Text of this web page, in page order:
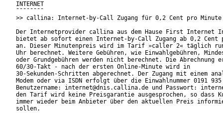
INTERNET
¯¯¯¯¯¯¯¯
>> callina: Internet-by-Call Zugang für 0,2 Cent pro Minute
Der Internetprovider callina aus dem Hause First Internet
bietet ab sofort einen Internet-by-Call Zugang ab 0,2 Cent
an. Dieser Minutenpreis wird im Tarif »caller 2« täglich
Uhr berechnet. Weitere Gebühren, wie Einwahlgebühren,
oder Grundgebühren werden nicht berechnet. Die Abrechnung
60/30-Takt - nach der ersten Online-Minute wird in
30-Sekunden-Schritten abgerechnet. Der Zugang mit einem
Modem oder via ISDN erfolgt über die Einwahlnummer 0191
Benutzername: internet@dnis.callina.de und Passwort:
den Tarif wird keine Preisgarantie ausgesprochen, so dass
immer wieder beim Anbieter über den aktuellen Preis
sollen.